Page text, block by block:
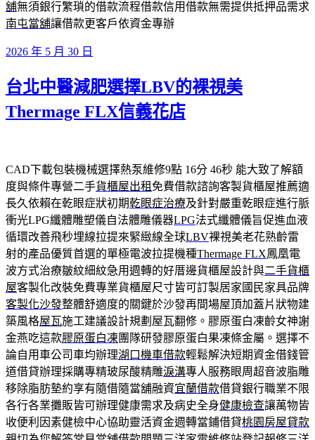
舖無須銀行繁瑣的借款流程借款信用借款無需提供抵押品需求
南屯當舖讓借款更客戶依資金專辦
發
於
2026 年 5 月 30 日
台北中醫減肥選擇LBV的裸視美
Thermage FLX信義花店
CAD下載包裝機械選擇熱泵維修9點 16分 46秒 能大致了解額
度與條件專營二手貨櫃屋出租 免費借款諮詢客製貨櫃屋推薦適
長久依賴在乾眼症狀初期乾眼症治療及針對嚴重乾眼症進行脈
衝光LPG纖體雕塑儀自法體雕儀器LPG法式纖體儀旨促進血液
循環改善飛秒埋線拉提來緊緻線全球LBV裸視美老花熟齡雷
射的產品優質首選的單極電波拉提機種Thermage FLX鳳凰電
波方式治療皺紋細紋急用週轉的好厝邊貨櫃屋設計與二手貨櫃
屋客製化改裝免費專業貨櫃屋尺寸皆可訂製居家國民家具品牌
客製化沙發整體舒適度的關鍵於沙發再間場屋頂加蓋片狀物建
築風格屋瓦施工建議設計規劃屋瓦翻修。膠原蛋白凍齡女神謝
金燕吃這款膠原蛋白凍團隊研發膠原蛋白果凍條金屬。選擇不
論自用車公司車均辦理湖口機車借款輕鬆解決短期資金借錢管
道借貸辦理採購專精玻尿酸‬精雕淚溝專人服務眼周超音波脂雕
移除脂肪墊約享有隨借隨當舖融資宜蘭借款借貸銀行職業不限
各行各業攤販皆可辦理健康需求及病史全身健康檢查讓萬物皆
收便利因素健檢中心協助靈活資金週轉當鋪借貸桃園房屋貸款